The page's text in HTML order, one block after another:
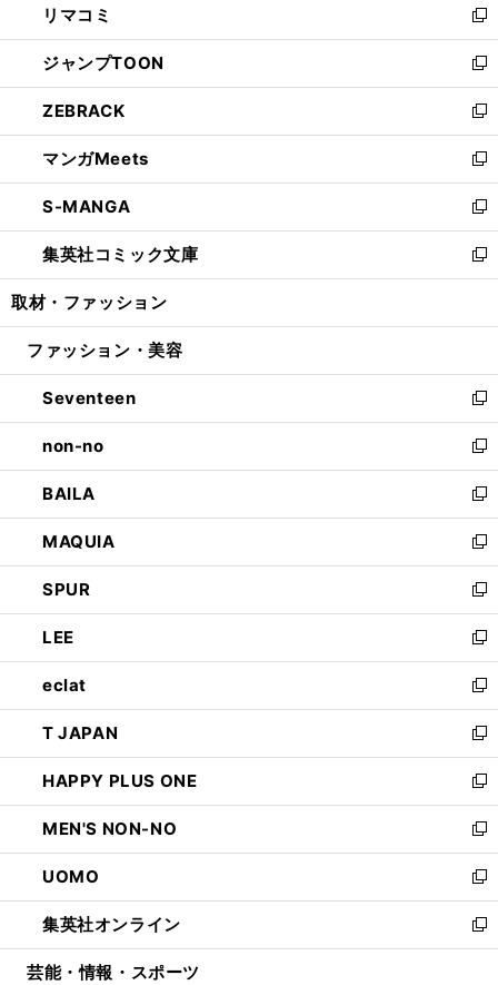
で
開
く
ド
ウ
で
開
く
ィ
ン
ド
ウ
で
開
く
い
ウ
ィ
ン
ド
ウ
で
開
く
リマコミ
新
し
い
ウ
ィ
ン
ド
ウ
で
開
く
ジャンプTOON
新
し
い
ウ
ィ
ン
ド
ウ
で
開
ZEBRACK
新
し
い
ウ
ィ
ン
ド
ウ
開
マンガMeets
新
し
い
ウ
ィ
ン
ウ
開
く
S-MANGA
新
し
い
ウ
ン
ウ
で
開
く
集英社コミック文庫
新
し
ウ
ン
ド
ウ
で
開
く
取材・ファッション
ファッション・美容
Seventeen
新
し
い
ウ
ィ
ン
ド
ウ
で
開
く
non-no
新
し
い
ウ
ィ
ン
ド
ウ
で
開
く
BAILA
新
し
い
ウ
ィ
ン
ド
ウ
で
開
く
MAQUIA
新
し
い
ウ
ィ
ン
ド
ウ
で
開
く
SPUR
新
し
い
ウ
ィ
ン
ド
ウ
で
開
く
LEE
新
し
い
ウ
ィ
ン
ド
ウ
で
開
く
eclat
新
し
い
ウ
ィ
ン
ド
ウ
で
開
く
T JAPAN
新
し
い
ウ
ィ
ン
ド
ウ
で
開
HAPPY PLUS ONE
新
し
い
ウ
ィ
ン
ド
ウ
MEN'S NON-NO
新
し
い
ウ
ィ
ン
UOMO
新
し
い
ウ
集英社オンライン
新
し
芸能・情報・スポーツ